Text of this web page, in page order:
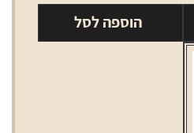
סליל
סמוק
הוספה לסל